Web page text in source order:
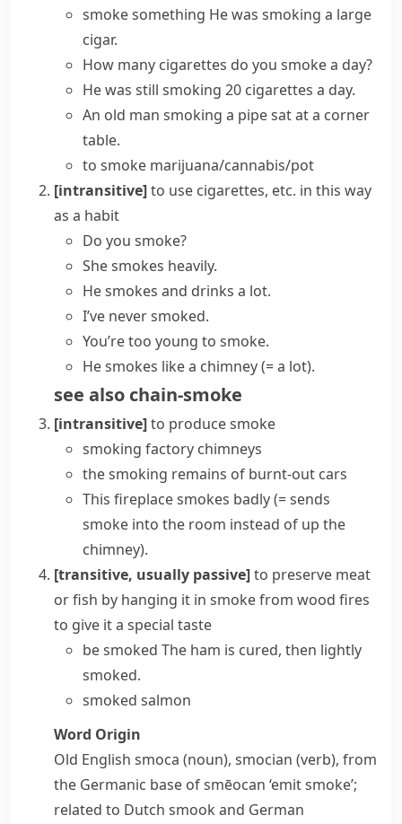
smoke something He was smoking a large
cigar.
How many cigarettes do you smokea day?
He was still smoking 20 cigarettes a day.
An old man smoking a pipe sat at a corner
table.
to smoke marijuana/cannabis/pot
[intransitive]to use cigarettes, etc. in this way
as a habit
Do you smoke?
She smokes heavily.
Hesmokes and drinks a lot.
I’ve never smoked.
You’re too young to smoke.
He smokes like a chimney(= a lot).
see also chain-smoke
[intransitive]to produce smoke
smoking factory chimneys
the smoking remains of burnt-out cars
This fireplace smokes badly(= sends
smoke into the room instead of up the
chimney).
[transitive, usually passive]to preserve meat
or fish by hanging it in smoke from wood fires
to give it a special taste
be smoked The ham is cured, then lightly
smoked.
smoked salmon
Word Origin
Old English smoca (noun), smocian (verb), from
the Germanic base ofsmēocan ‘emit smoke’;
related to Dutch smook and German